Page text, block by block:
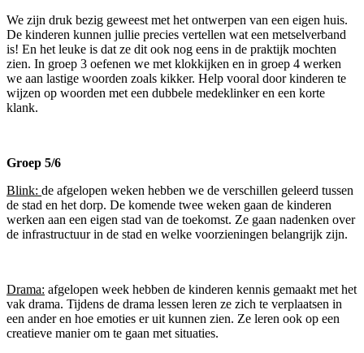
We zijn druk bezig geweest met het ontwerpen van een eigen huis.
De kinderen kunnen jullie precies vertellen wat een metselverband
is! En het leuke is dat ze dit ook nog eens in de praktijk mochten
zien. In groep 3 oefenen we met klokkijken en in groep 4 werken
we aan lastige woorden zoals kikker. Help vooral door kinderen te
wijzen op woorden met een dubbele medeklinker en een korte
klank.
Groep 5/6
Blink: de afgelopen weken hebben we de verschillen geleerd tussen
de stad en het dorp. De komende twee weken gaan de kinderen
werken aan een eigen stad van de toekomst. Ze gaan nadenken over
de infrastructuur in de stad en welke voorzieningen belangrijk zijn.
Drama: afgelopen week hebben de kinderen kennis gemaakt met het
vak drama. Tijdens de drama lessen leren ze zich te verplaatsen in
een ander en hoe emoties er uit kunnen zien. Ze leren ook op een
creatieve manier om te gaan met situaties.